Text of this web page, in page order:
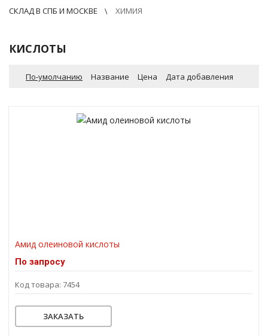
СКЛАД В СПБ И МОСКВЕ ХИМИЯ
КИСЛОТЫ
По-умолчанию Название Цена Дата добавления
Амид олеиновой кислоты
По запросу
Код товара: 7454
ЗАКАЗАТЬ